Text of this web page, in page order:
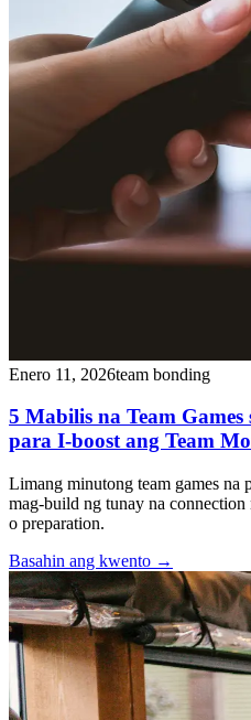
Enero 11, 2026team bonding
5 Mabilis na Team
para I-boost ang Team
Limang minutong team games na
mag-build ng tunay na
o preparation.
Basahin ang kwento →